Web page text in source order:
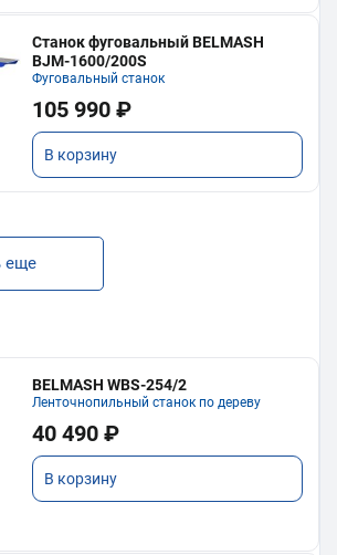
Станок фуговальный BELMASH
BJM-1600/200S
Фуговальный станок
105 990 ₽
В корзину
еще
BELMASH WBS-254/2
Ленточнопильный станок по дереву
40 490 ₽
В корзину